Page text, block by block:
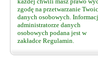
zgodę na przetwarzanie
danych osobowych.
administratorze danych
osobowych podana jest w
zakładce Regulamin.